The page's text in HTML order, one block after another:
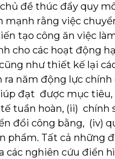
đề thúc đẩy quy
mạnh rằng việc
tạo công ăn việc
cho các hoạt động
như thiết kế lại
ra năm động lực
đạt được mục tiêu,
tuần hoàn, (ii) chính
đổi công bằng, (iv)
phẩm. Tất cả những
các nghiên cứu điển